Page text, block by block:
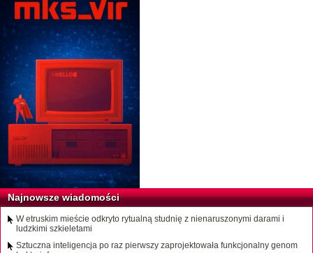
Najnowsze wiadomości
W etruskim mieście odkryto rytualną studnię z nienaruszonymi darami i
ludzkimi szkieletami
Sztuczna inteligencja po raz pierwszy zaprojektowała funkcjonalny genom